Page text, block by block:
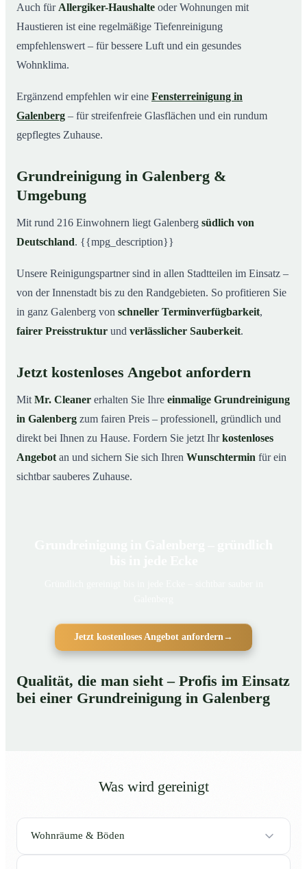
Auch für Allergiker-Haushalte oder Wohnungen mit
Haustieren ist eine regelmäßige Tiefenreinigung
empfehlenswert – für bessere Luft und ein gesundes
Wohnklima.
Ergänzend empfehlen wir eine Fensterreinigung in
Galenberg – für streifenfreie Glasflächen und ein rundum
gepflegtes Zuhause.
Grundreinigung in Galenberg &
Umgebung
Mit rund 216 Einwohnern liegt Galenberg südlich von
Deutschland. {{mpg_description}}
Unsere Reinigungspartner sind in allen Stadtteilen im Einsatz –
von der Innenstadt bis zu den Randgebieten. So profitieren Sie
in ganz Galenberg von schneller Terminverfügbarkeit,
fairer Preisstruktur und verlässlicher Sauberkeit.
Jetzt kostenloses Angebot anfordern
Mit Mr. Cleaner erhalten Sie Ihre einmalige Grundreinigung
in Galenberg zum fairen Preis – professionell, gründlich und
direkt bei Ihnen zu Hause. Fordern Sie jetzt Ihrkostenloses
Angebot an und sichern Sie sich Ihren Wunschtermin für ein
sichtbar sauberes Zuhause.
Jetzt kostenloses Angebot anfordern →
Qualität, die man sieht – Profis im Einsatz
bei einer Grundreinigung in Galenberg
Was wird gereinigt
Wohnräume & Böden